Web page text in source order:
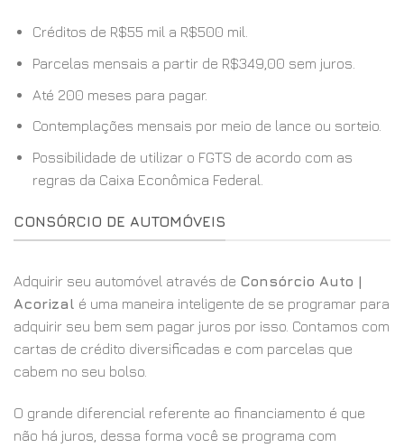
Créditos de R$55 mil a R$500 mil.
Parcelas mensais a partir de R$349,00 sem juros.
Até 200 meses para pagar.
Contemplações mensais por meio de lance ou sorteio.
Possibilidade de utilizar o FGTS de acordo com as
regras da Caixa Econômica Federal.
CONSÓRCIO DE AUTOMÓVEIS
Adquirir seu automóvel através de Consórcio Auto |
Acorizal é uma maneira inteligente de se programar para
adquirir seu bem sem pagar juros por isso. Contamos com
cartas de crédito diversificadas e com parcelas que
cabem no seu bolso.
O grande diferencial referente ao financiamento é que
não há juros, dessa forma você se programa com